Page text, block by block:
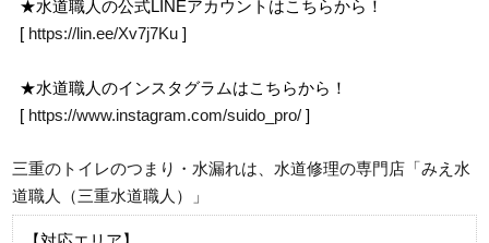
★水道職人の公式LINEアカウントはこちらから！
[ https://lin.ee/Xv7j7Ku ]
★水道職人のインスタグラムはこちらから！
[ https://www.instagram.com/suido_pro/ ]
三重のトイレのつまり・水漏れは、水道修理の専門店「みえ水
道職人（三重水道職人）」